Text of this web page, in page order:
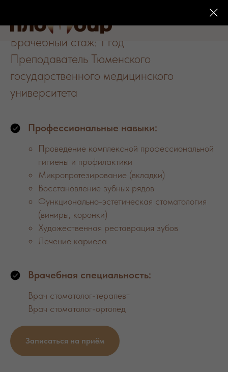
Врачебный стаж: 1 год
Преподаватель Тюменского
государственного медицинского
университета
Профессиональные навыки:
Проведение комплексной профессиональной
гигиены и профилактики
Микропротезирование (вкладки)
Восстановление зубных рядов
Функционально-эстетическая стоматология
(виниры, коронки)
Художественная реставрация зубов
Лечение кариеса
Врачебная специальность:
Врач стоматолог-терапевт
Врач стоматолог-ортопед
Записаться на приём